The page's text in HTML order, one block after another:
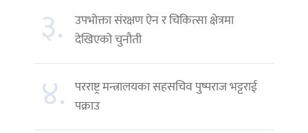
३.
उपभोक्ता संरक्षण ऐन र चिकित्सा क्षेत्रमा
देखिएको चुनौती
४. परराष्ट्र मन्त्रालयका सहसचिव पुष्पराज भट्टराई
पक्राउ